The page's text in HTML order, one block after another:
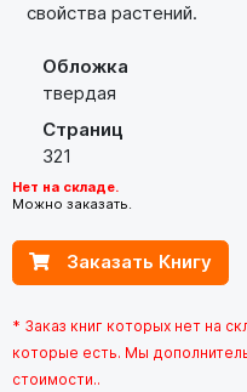
свойства растений.
Обложка
твердая
Страниц
321
Нет на складе.
Можно заказать.
Заказать Книгу
* Заказ книг которых нет на
которые есть. Мы
стоимости..